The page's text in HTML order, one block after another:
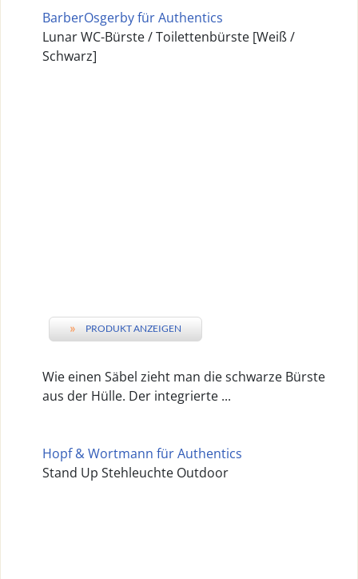
BarberOsgerby für Authentics
Lunar WC-Bürste / Toilettenbürste [Weiß /
Schwarz]
» PRODUKT ANZEIGEN
Wie einen Säbel zieht man die schwarze Bürste
aus der Hülle. Der integrierte ...
Hopf & Wortmann für Authentics
Stand Up Stehleuchte Outdoor